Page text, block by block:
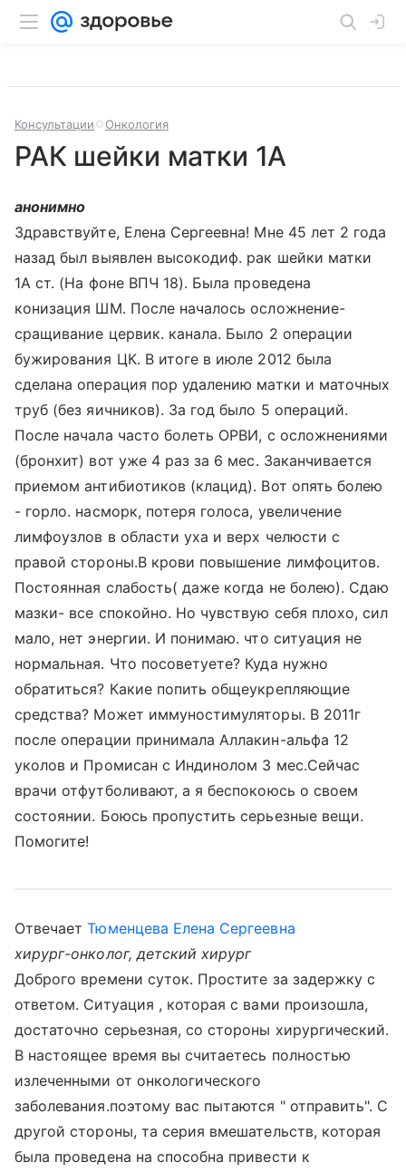
Консультации Онкология
РАК шейки матки 1А
анонимно
Здравствуйте, Елена Сергеевна! Мне 45 лет 2 года
назад был выявлен высокодиф. рак шейки матки
1А ст. (На фоне ВПЧ 18). Была проведена
конизация ШМ. После началось осложнение-
сращивание цервик. канала. Было 2 операции
бужирования ЦК. В итоге в июле 2012 была
сделана операция пор удалению матки и маточных
труб (без яичников). За год было 5 операций.
После начала часто болеть ОРВИ, с осложнениями
(бронхит) вот уже 4 раз за 6 мес. Заканчивается
приемом антибиотиков (клацид). Вот опять болею
- горло. насморк, потеря голоса, увеличение
лимфоузлов в области уха и верх челюсти с
правой стороны.В крови повышение лимфоцитов.
Постоянная слабость( даже когда не болею). Сдаю
мазки- все спокойно. Но чувствую себя плохо, сил
мало, нет энергии. И понимаю. что ситуация не
нормальная. Что посоветуете? Куда нужно
обратиться? Какие попить общеукрепляющие
средства? Может иммуностимуляторы. В 2011г
после операции принимала Аллакин-альфа 12
уколов и Промисан с Индинолом 3 мес.Сейчас
врачи отфутболивают, а я беспокоюсь о своем
состоянии. Боюсь пропустить серьезные вещи.
Помогите!
ОтвечаетТюменцева Елена Сергеевна
хирург-онколог, детский хирург
Доброго времени суток. Простите за задержку с
ответом. Ситуация , которая с вами произошла,
достаточно серьезная, со стороны хирургический.
В настоящее время вы считаетесь полностью
излеченными от онкологического
заболевания.поэтому вас пытаются " отправить". С
другой стороны, та серия вмешательств, которая
была проведена на способна привести к